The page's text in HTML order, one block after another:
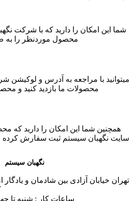
شما این امکان را دارید که با شرکت
محصول موردنظر را به
میتوانید با مراجعه به آدرس و
محصولات ما بازدید کنید و
همچنین شما این امکان را دارید که
سایت نگهبان سیستم ثبت سفارش کرده
نگهبان سیستم
تهران خیابان آزادی بین شادمان و